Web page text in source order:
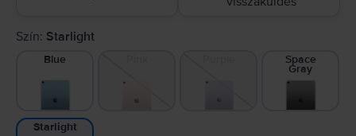
Szín: Starlight
Blue Space
Gray
Starlight